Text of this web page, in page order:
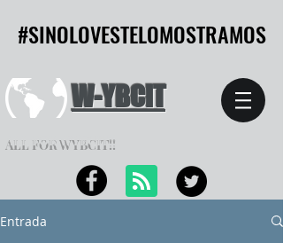
#SINOLOVESTELOMOSTRAMOS
#SINOLOVESTELOMOSTRAMOS
ALL FOR WYBCIT!!
W-YBCIT
Entrada